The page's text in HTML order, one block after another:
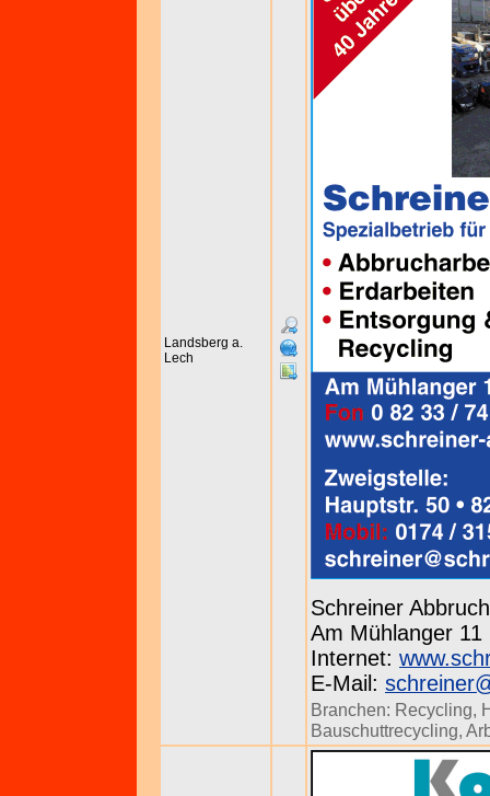
Landsberg a.
Lech
Schreiner
Am Mühlanger 11
Internet:
E-Mail:
Branchen: Recycling,
Bauschuttrecycling,